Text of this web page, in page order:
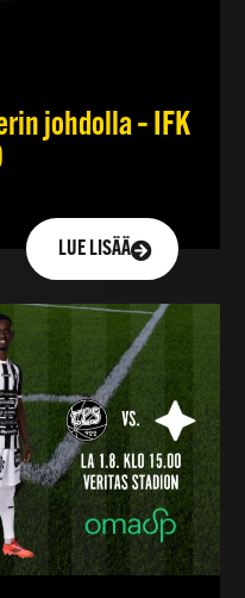
johdolla – IFK
LUE LISÄÄ